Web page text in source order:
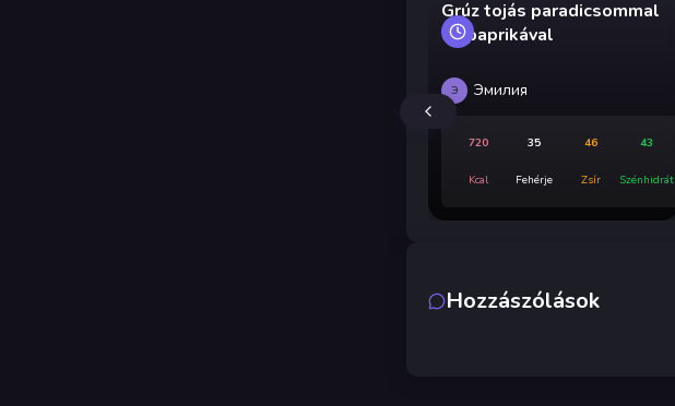
Grúz tojás paradicsommal
és paprikával
Э Эмилия
720
Kcal
35
Fehérje
46
Zsír
43
Szénhidrát
Hozzászólások